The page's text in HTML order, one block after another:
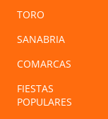
TORO
SANABRIA
COMARCAS
FIESTAS
POPULARES